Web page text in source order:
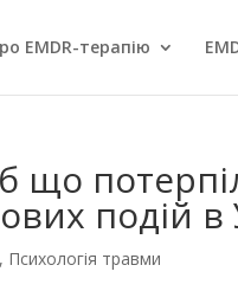
EMDR-терапію
що
подій в
, Психологія травми